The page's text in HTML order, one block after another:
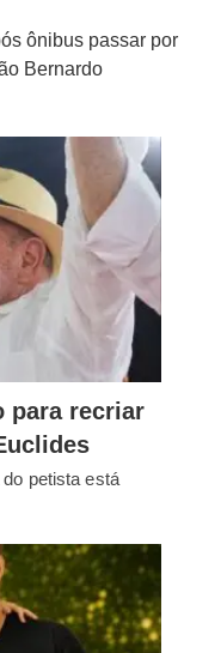
ônibus passar por
Bernardo
para recriar
petista está